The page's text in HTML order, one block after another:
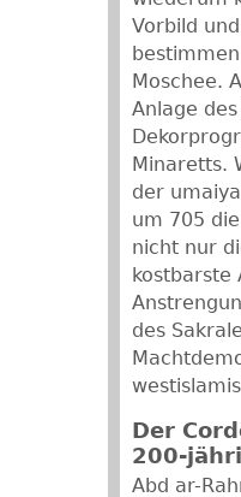
Vorbild
Moschee.
Anlage
Minaretts.
der
um 705
nicht nur
kostbarste
des
Der
200-
Abd ar-